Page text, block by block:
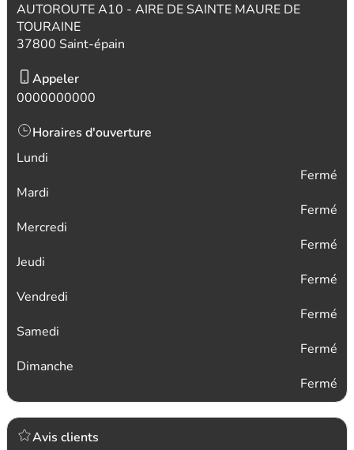
AUTOROUTE A10 - AIRE DE SAINTE MAURE DE
TOURAINE
37800 Saint-épain
Appeler
0000000000
Horaires d'ouverture
Lundi
Fermé
Mardi
Fermé
Mercredi
Fermé
Jeudi
Fermé
Vendredi
Fermé
Samedi
Fermé
Dimanche
Fermé
Avis clients